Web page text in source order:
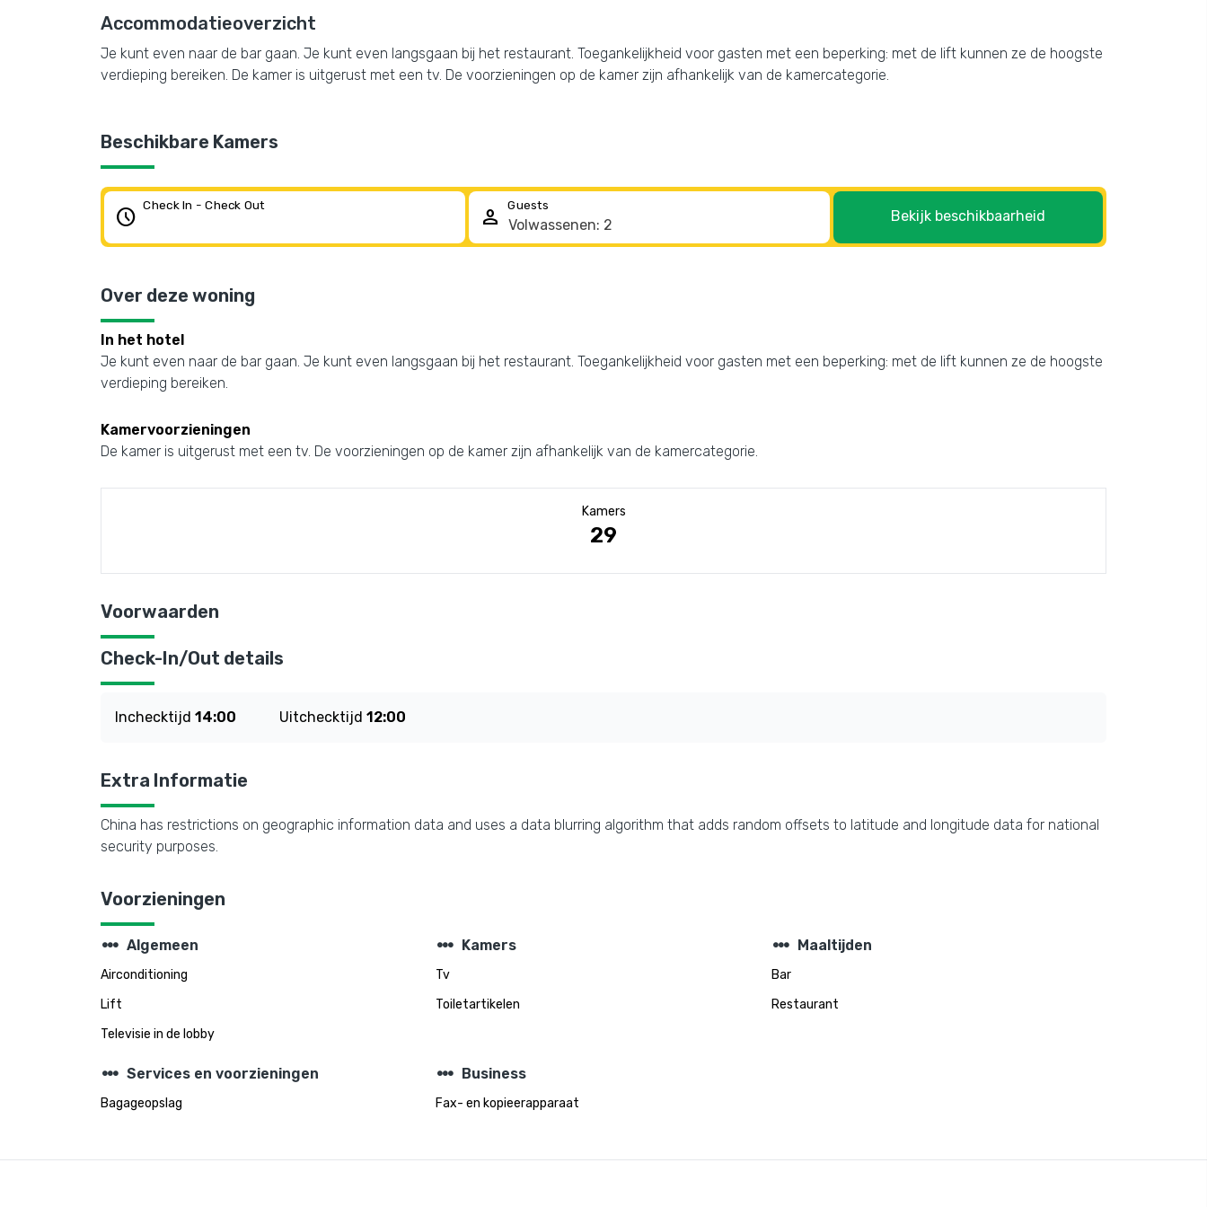
Accommodatieoverzicht
Je kunt even naar de bar gaan. Je kunt even langsgaan bij het restaurant. Toegankelijkheid voor gasten met een beperking: met de lift kunnen ze de hoogste
verdieping bereiken. De kamer is uitgerust met een tv. De voorzieningen op de kamer zijn afhankelijk van de kamercategorie.
Beschikbare Kamers
schedule Check In - Check Out person Guests
Bekijk beschikbaarheid
Over deze woning
In het hotel
Je kunt even naar de bar gaan. Je kunt even langsgaan bij het restaurant. Toegankelijkheid voor gasten met een beperking: met de lift kunnen ze de hoogste
verdieping bereiken.
Kamervoorzieningen
De kamer is uitgerust met een tv. De voorzieningen op de kamer zijn afhankelijk van de kamercategorie.
Kamers
29
Voorwaarden
Check-In/Out details
Inchecktijd 14:00 Uitchecktijd 12:00
Extra Informatie
China has restrictions on geographic information data and uses a data blurring algorithm that adds random offsets to latitude and longitude data for national
security purposes.
Voorzieningen
steppers Algemeen
Airconditioning
Lift
Televisie in de lobby
steppers Kamers
Tv
Toiletartikelen
steppers Maaltijden
Bar
Restaurant
steppers Services en voorzieningen
Bagageopslag
steppers Business
Fax- en kopieerapparaat